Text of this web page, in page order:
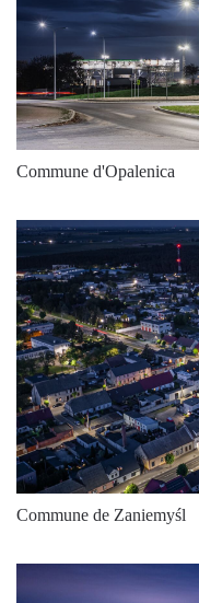
80
80
84
89
89
99
99
109
109
Commune d'Opalenica
Commune de Zaniemyśl